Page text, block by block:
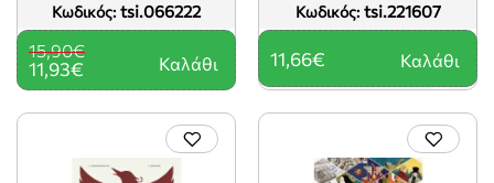
Κωδικός: tsi.066222
11,93€
15,90€
Καλάθι
Κωδικός: tsi.221607
11,66€ Καλάθι